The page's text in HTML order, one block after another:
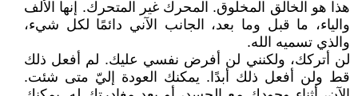
هذا هو الخالق المخلوق. المحرك غير المتحرك. إنها الألف
والياء، ما قبل وما بعد، الجانب الآني دائمًا لكل شيء،
والذي تسميه الله.
لن أتركك، ولكنني لن أفرض نفسي عليك. لم أفعل ذلك
قط ولن أفعل ذلك أبدًا. يمكنك العودة إليّ متى شئت.